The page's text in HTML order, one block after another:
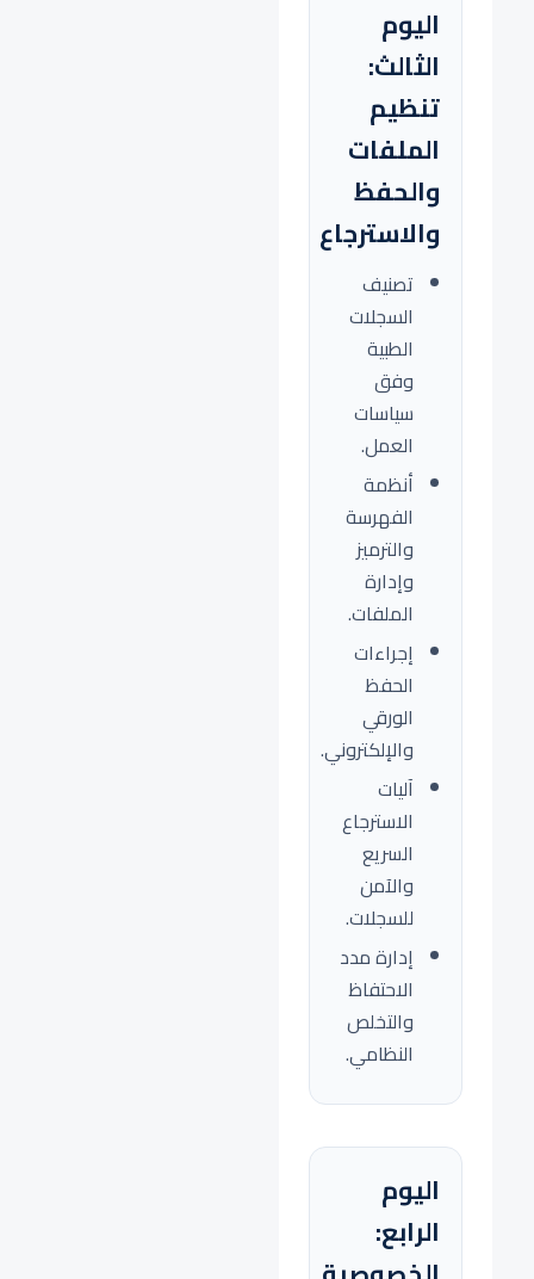
اليوم
الثالث:
تنظيم
الملفات
والحفظ
والاسترجاع
تصنيف
السجلات
الطبية
وفق
سياسات
العمل.
أنظمة
الفهرسة
والترميز
وإدارة
الملفات.
إجراءات
الحفظ
الورقي
والإلكتروني.
آليات
الاسترجاع
السريع
والآمن
للسجلات.
إدارة مدد
الاحتفاظ
والتخلص
النظامي.
اليوم
الرابع: